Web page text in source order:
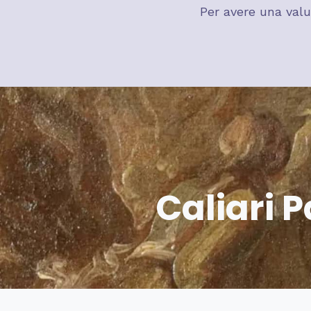
Per avere una
Caliari